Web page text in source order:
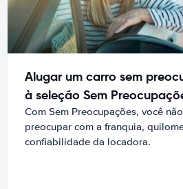
Alugar um carro sem
à seleção Sem
Com Sem Preocupações, você
preocupar com a franquia,
confiabilidade da locadora.